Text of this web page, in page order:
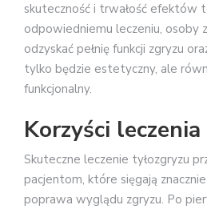
skuteczność i trwałość efektów
odpowiedniemu leczeniu, osoby
odzyskać pełnię funkcji zgryzu
tylko będzie estetyczny, ale
funkcjonalny.
Korzyści leczenia
Skuteczne leczenie tyłozgryzu
pacjentom, które sięgają
poprawa wyglądu zgryzu. Po